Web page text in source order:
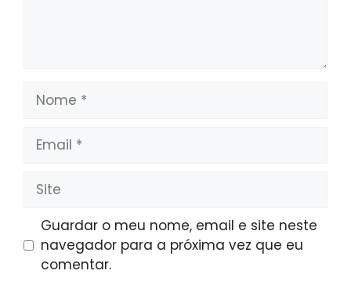
Nome
Email
Site
Guardar o meu nome, email e site neste
navegador para a próxima vez que eu
comentar.